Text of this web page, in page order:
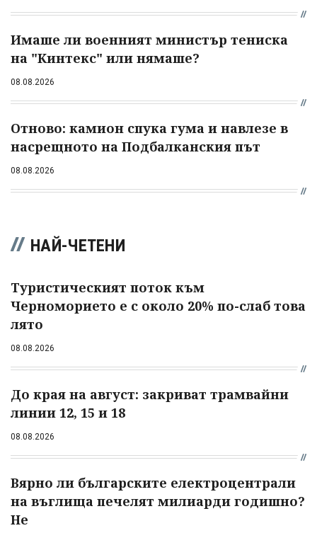
Имаше ли военният министър тениска
на "Кинтекс" или нямаше?
08.08.2026
Отново: камион спука гума и навлезе в
насрещното на Подбалканския път
08.08.2026
НАЙ-ЧЕТЕНИ
Туристическият поток към
Черноморието е с около 20% по-слаб това
лято
08.08.2026
До края на август: закриват трамвайни
линии 12, 15 и 18
08.08.2026
Вярно ли българските електроцентрали
на въглища печелят милиарди годишно?
Не